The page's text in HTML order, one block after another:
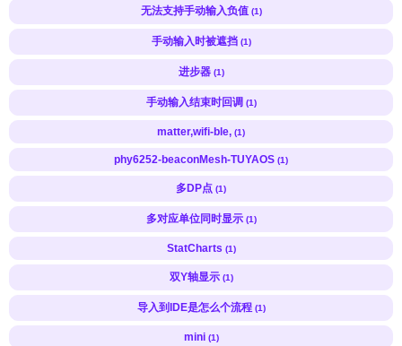
无法支持手动输入负值 (1)
手动输入时被遮挡 (1)
进步器 (1)
手动输入结束时回调 (1)
matter,wifi-ble, (1)
phy6252-beaconMesh-TUYAOS (1)
多DP点 (1)
多对应单位同时显示 (1)
StatCharts (1)
双Y轴显示 (1)
导入到IDE是怎么个流程 (1)
mini (1)